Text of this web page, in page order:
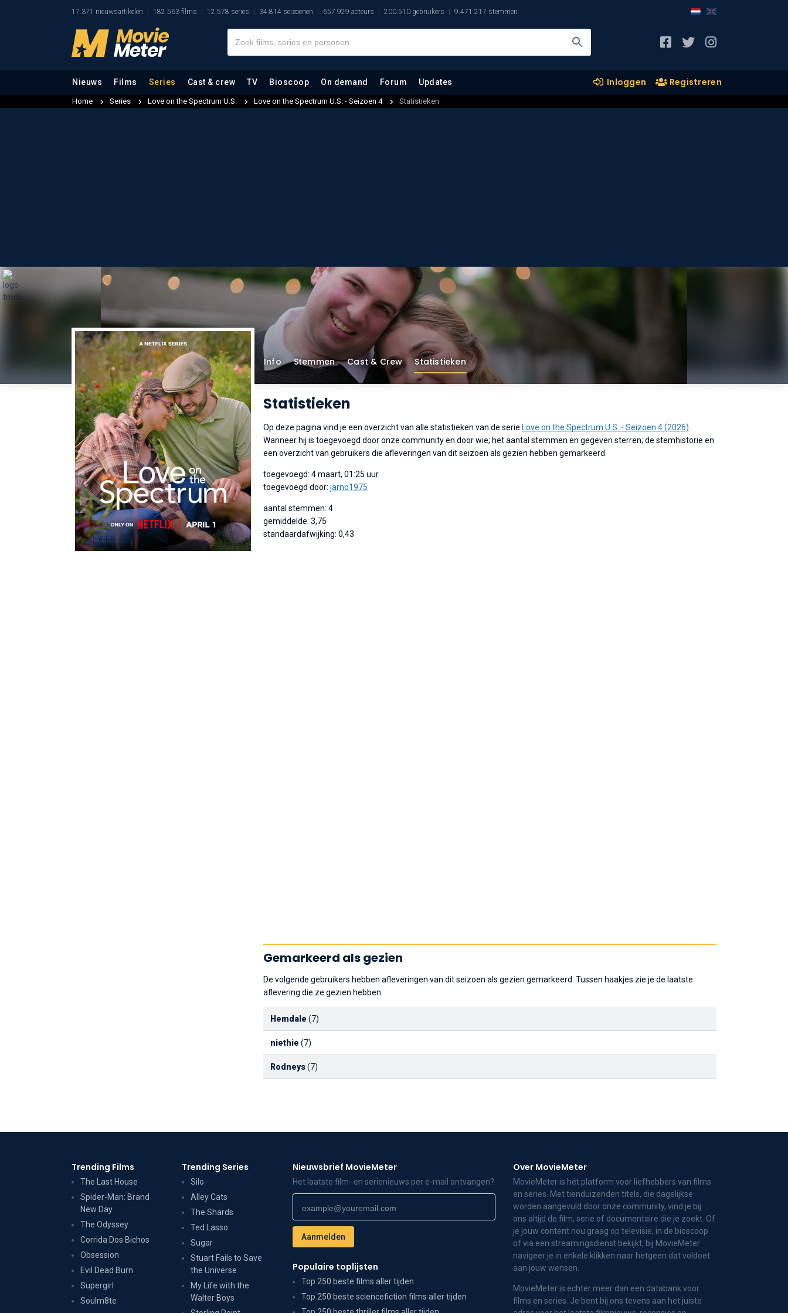
17.371 nieuwsartikelen 182.563 films 12.578 series 34.814 seizoenen 657.929 acteurs 200.510 gebruikers 9.471.217 stemmen
Nieuws Films Series Cast & crew TV Bioscoop On demand Forum Updates Inloggen Registreren
Home Series Love on the Spectrum U.S. Love on the Spectrum U.S. - Seizoen 4 Statistieken
Info Stemmen Cast & Crew Statistieken
Statistieken
Op deze pagina vind je een overzicht van alle statistieken van de serie Love on the Spectrum U.S. - Seizoen 4 (2026)
Wanneer hij is toegevoegd door onze community en door wie; het aantal stemmen en gegeven sterren; de stemhistorie en
een overzicht van gebruikers die afleveringen van dit seizoen als gezien hebben gemarkeerd.
toegevoegd: 4 maart, 01:25 uur
toegevoegd door: jarno1975
aantal stemmen: 4
gemiddelde: 3,75
standaardafwijking: 0,43
Gemarkeerd als gezien
De volgende gebruikers hebben afleveringen van dit seizoen als gezien gemarkeerd. Tussen haakjes zie je de laatste
aflevering die ze gezien hebben.
Hemdale (7)
niethie (7)
Rodneys(7)
Trending Films
The Last House
Spider-Man: Brand
New Day
The Odyssey
Corrida Dos Bichos
Obsession
Evil Dead Burn
Supergirl
Soulm8te
Trending Series
Silo
Alley Cats
The Shards
Ted Lasso
Sugar
Stuart Fails to Save
the Universe
My Life with the
Walter Boys
Nieuwsbrief MovieMeter
Het laatste film- en serienieuws per e-mail ontvangen?
Populaire toplijsten
Top 250 beste films aller tijden
Top 250 beste sciencefiction films aller tijden
Over MovieMeter
MovieMeter is hét platform voor liefhebbers van films
en series. Met tienduizenden titels, die dagelijkse
worden aangevuld door onze community, vind je bij
ons altijd de film, serie of documentaire die je zoekt. Of
je jouw content nou graag op televisie, in de bioscoop
of via een streamingsdienst bekijkt, bij MovieMeter
navigeer je in enkele klikken naar hetgeen dat voldoet
aan jouw wensen.
MovieMeter is echter meer dan een databank voor
films en series. Je bent bij ons tevens aan het juiste